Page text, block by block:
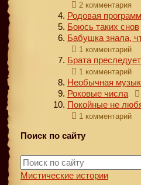
2 комментария
Родовая
Боюсь таких снов
Бабушка знала,
1 комментарий
Брата
1 комментарий
Необычная
Роковые числа
Покойные не
1 комментарий
Поиск по сайту
Мистические истории